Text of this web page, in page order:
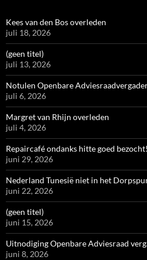
Kees van den Bos overleden
juli 18, 2026
(geen titel)
juli 13, 2026
Notulen Openbare
juli 6, 2026
Margret van Rhijn overleden
juli 4, 2026
Repaircafé ondanks hitte goed bezocht!
juni 29, 2026
Nederland Tunesië niet in het
juni 22, 2026
(geen titel)
juni 15, 2026
Uitnodiging Openbare Adviesraad
juni 8, 2026